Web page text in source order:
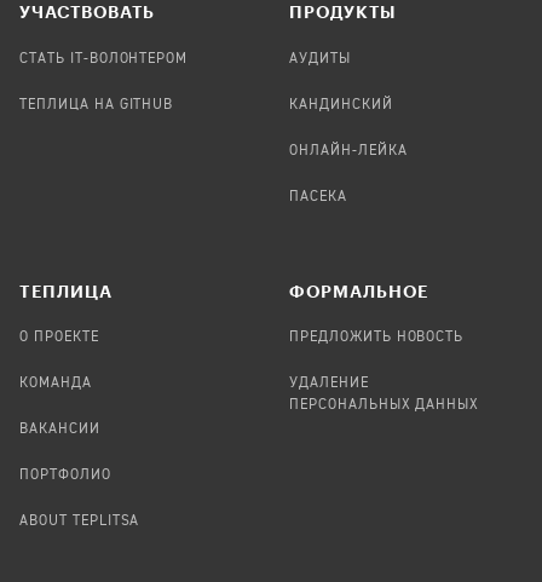
УЧАСТВОВАТЬ
СТАТЬ IT-ВОЛОНТЕРОМ
ТЕПЛИЦА НА GITHUB
ПРОДУКТЫ
АУДИТЫ
КАНДИНСКИЙ
ОНЛАЙН-ЛЕЙКА
ПАСЕКА
TЕПЛИЦА
О ПРОЕКТЕ
КОМАНДА
ВАКАНСИИ
ПОРТФОЛИО
ABOUT TEPLITSA
ФОРМАЛЬНОЕ
ПРЕДЛОЖИТЬ НОВОСТЬ
УДАЛЕНИЕ
ПЕРСОНАЛЬНЫХ ДАННЫХ